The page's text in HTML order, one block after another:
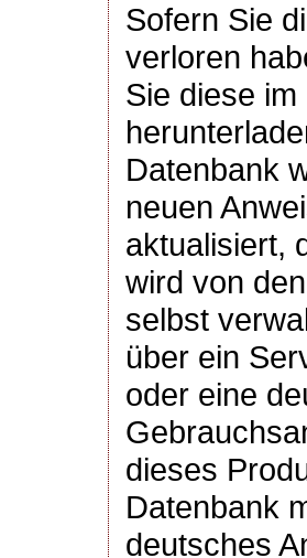
Sofern Sie
verloren
Sie diese
Datenbank
neuen
aktualisiert,
wird von
selbst
über ein
oder eine
dieses
Datenbank
deutsches